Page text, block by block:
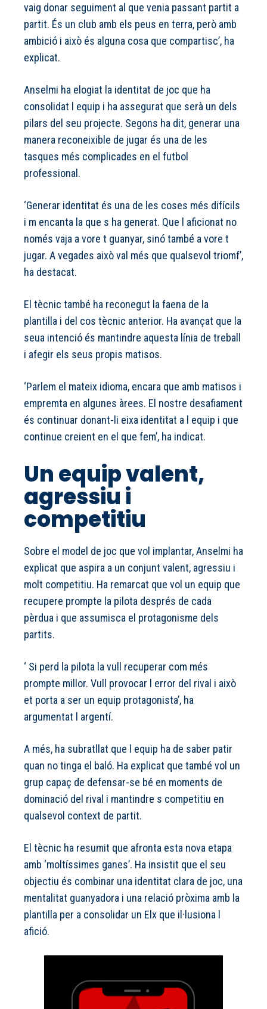
vaig donar seguiment al que venia passant partit a
partit. És un club amb els peus en terra, però amb
ambició i això és alguna cosa que compartisc’, ha
explicat.
Anselmi ha elogiat la identitat de joc que ha
consolidat l equip i ha assegurat que serà un dels
pilars del seu projecte. Segons ha dit, generar una
manera reconeixible de jugar és una de les
tasques més complicades en el futbol
professional.
‘Generar identitat és una de les coses més difícils
i m encanta la que s ha generat. Que l aficionat no
només vaja a vore t guanyar, sinó també a vore t
jugar. A vegades això val més que qualsevol triomf’,
ha destacat.
El tècnic també ha reconegut la faena de la
plantilla i del cos tècnic anterior. Ha avançat que la
seua intenció és mantindre aquesta línia de treball
i afegir els seus propis matisos.
‘Parlem el mateix idioma, encara que amb matisos i
empremta en algunes àrees. El nostre desafiament
és continuar donant-li eixa identitat a l equip i que
continue creient en el que fem’, ha indicat.
Un equip valent,
agressiu i
competitiu
Sobre el model de joc que vol implantar, Anselmi ha
explicat que aspira a un conjunt valent, agressiu i
molt competitiu. Ha remarcat que vol un equip que
recupere prompte la pilota després de cada
pèrdua i que assumisca el protagonisme dels
partits.
‘ Si perd la pilota la vull recuperar com més
prompte millor. Vull provocar l error del rival i això
et porta a ser un equip protagonista’, ha
argumentat l argentí.
A més, ha subratllat que l equip ha de saber patir
quan no tinga el baló. Ha explicat que també vol un
grup capaç de defensar-se bé en moments de
dominació del rival i mantindre s competitiu en
qualsevol context de partit.
El tècnic ha resumit que afronta esta nova etapa
amb ‘moltíssimes ganes’. Ha insistit que el seu
objectiu és combinar una identitat clara de joc, una
mentalitat guanyadora i una relació pròxima amb la
plantilla per a consolidar un Elx que il·lusiona l
afició.